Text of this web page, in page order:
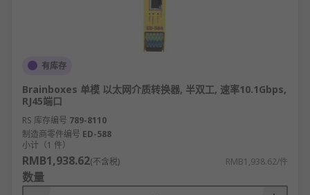
有库存
Brainboxes 单模 以太网介质转换器, 半双工, 速率10.1Gbps,
RJ45端口
RS 库存编号 789-8110
制造商零件编号 ED-588
小计（1 件）
RMB1,938.62(不含税) RMB1,938.62/件
数量